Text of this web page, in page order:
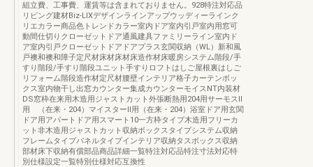
組立費、工事費、運賃等は含まれておりません。928特注対応品
リビング建材Biz-LIXデザインラインアップウッディーラインク
リエカラー商品色トレンドカラー室内ドア室内引戸室内用窓可
動間仕切りクローゼットドア通風建具ファミリーライン室内ド
ア室内引戸クローゼットドアドアプラス玄関収納（WL）新和風
戸襖和襖和障子定尺材床材床材床造作材床暖房システム階段/手
すり階段/手すり階段ユニット手すりロフトはしご屋根裏はしご
リフォーム階段造作材定尺材腰壁インテリア格子カーテンボッ
クス室内物干し出窓カウンター集成カウンターモイスNT内装材
DS窓枠在来用木造用ジャストカット外張断熱用204用サーモスⅡ
用 （在来・204）マイスターⅡ用（在来・204）浴室ドア用玄関
ドア用アパートドア用スマート10一方枠タイプ木造用フリーカ
ット非木造用ジャストカット収納ボックスタイプシステム収納
フレームタイプパネルタイプインテリア収納タスボックス収納
部材床下収納有償部品商品詳細一覧特注対応品特注寸法対応特
別仕様設定一覧特別仕様対応互換性